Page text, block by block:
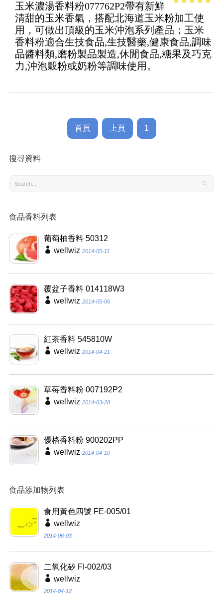
5
玉米濃湯香料粉077762P2帶有新鮮
清甜的玉米香氣，搭配北海道玉米粉加工使
用，可做出頂級的玉米沖泡系列產品；玉米
香料粉適合生技食品,生技醫藥,健康食品,調味
品醬料類,磨粉製品製造,休閒食品,糖果及巧克
力,沖泡穀粉或奶粉等調味使用。
首頁 上頁 1
搜尋資料
食品香料列表
葡萄柚香料 50312
wellwiz 2014-05-11
覆盆子香料 014118W3
wellwiz 2014-05-06
紅茶香料 545810W
wellwiz 2014-04-21
草莓香料粉 007192P2
wellwiz 2014-03-28
優格香料粉 900202PP
wellwiz 2014-04-10
食品添加物列表
食用黃色四號 FE-005/01
wellwiz
2014-06-03
二氧化矽 FI-002/03
wellwiz
2014-04-12